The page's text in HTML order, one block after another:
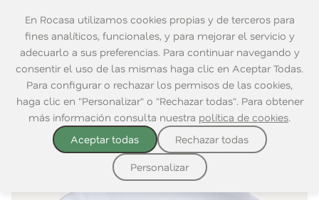
En Rocasa utilizamos cookies propias y de terceros para
fines analíticos, funcionales, y para mejorar el servicio y
adecuarlo a sus preferencias. Para continuar navegando y
consentir el uso de las mismas haga clic en Aceptar Todas.
Para configurar o rechazar los permisos de las cookies,
haga clic en "Personalizar" o "Rechazar todas". Para obtener
más información consulta nuestra política de cookies.
Aceptar todas
Rechazar todas
Personalizar
Home|Mesa|Para Comer Platos